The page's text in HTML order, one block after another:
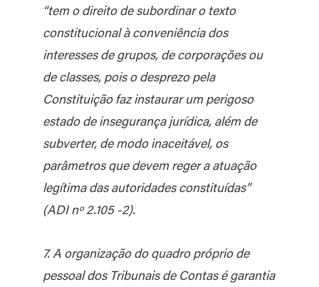
“tem o direito de subordinar o texto
constitucional à conveniência dos
interesses de grupos, de corporações ou
de classes, pois o desprezo pela
Constituição faz instaurar um perigoso
estado de insegurança jurídica, além de
subverter, de modo inaceitável, os
parâmetros que devem reger a atuação
legítima das autoridades constituídas”
(ADI nº 2.105 -2).
7. A organização do quadro próprio de
pessoal dos Tribunais de Contas é garantia